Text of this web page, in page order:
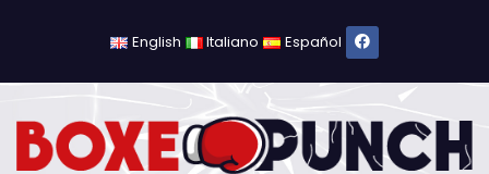
English Italiano Español